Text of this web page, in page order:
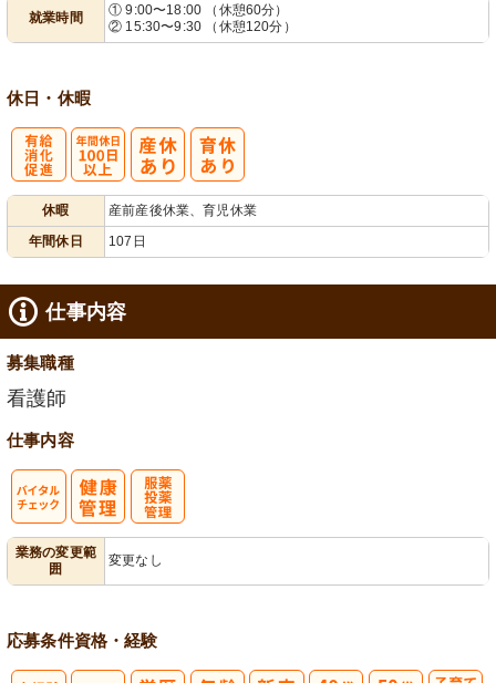
就業時間
① 9:00〜18:00 （休憩60分）
② 15:30〜9:30 （休憩120分）
休日・休暇
休暇
産前産後休業、育児休業
年間休日
107日
仕事内容
募集職種
看護師
仕事内容
業務の変更範
囲
変更なし
応募条件資格・経験